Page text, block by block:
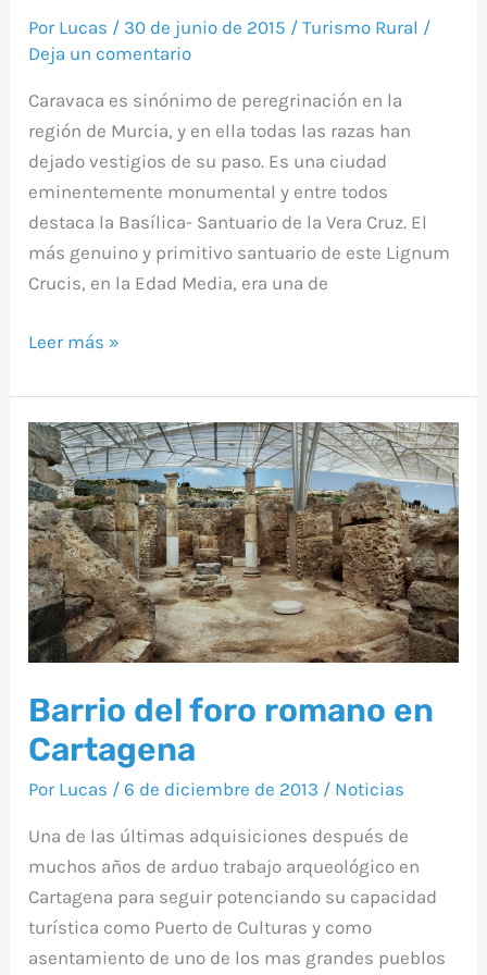
Por Lucas / 30 de junio de 2015 /Turismo Rural /
Deja un comentario
Caravaca es sinónimo de peregrinación en la
región de Murcia, y en ella todas las razas han
dejado vestigios de su paso. Es una ciudad
eminentemente monumental y entre todos
destaca la Basílica- Santuario de la Vera Cruz. El
más genuino y primitivo santuario de este Lignum
Crucis, en la Edad Media, era una de
Leer más »
Barrio del foro romano en
Cartagena
Por Lucas /6 de diciembre de 2013 / Noticias
Una de las últimas adquisiciones después de
muchos años de arduo trabajo arqueológico en
Cartagena para seguir potenciando su capacidad
turística como Puerto de Culturas y como
asentamiento de uno de los mas grandes pueblos
Barrio
del
foro
romano
en
Cartagena